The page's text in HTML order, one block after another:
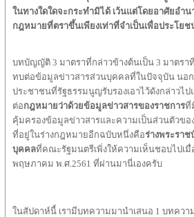
ในทางใดใดจะกระทำมิได้ เว้นแต่โดยอาศัยอำ
กฎหมายที่ตราขึ้นเพียงเท่าที่จำเป็นเพื่อประโย
บทบัญญัติ 3 มาตราที่กล่าวข้างต้นเป็น 3 มาตรา
ทบต่อข้อมูลข่าวสารส่วนบุคคลที่ในปัจจุบัน นอ
ประชาชนที่รัฐธรรมนูญรับรองเอาไว้ดังกล่าวไ
ต่อกฎหมายว่าด้วยข้อมูลข่าวสารของราชการที่
คุ้มครองข้อมูลข่าวสารและความเป็นส่วนตัวข
ที่อยู่ในร่างกฎหมายอีกฉบับหนึ่งคือร่างพระรา
บุคคลที่คณะรัฐมนตรีเพิ่งให้ความเห็นชอบไปเมื่
พฤษภาคม พ.ศ.2561 ที่ผ่านมานี่เองครับ
ในสัปดาห์นี้ เรามีบทความมานำเสนอ 1 บทคว